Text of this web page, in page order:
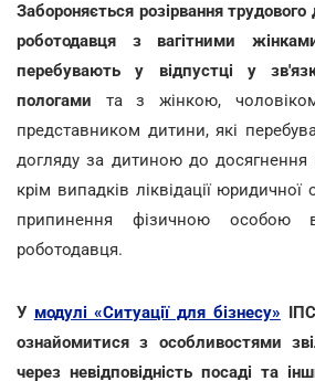
Забороняється розірвання трудового
роботодавця
з вагітними
перебувають у відпустці у
пологами та з жінкою,
представником дитини, які
догляду за дитиною до досягнення
крім випадків ліквідації
припинення фізичною особою
роботодавця.
У модулі «Ситуації для бізнесу»
ознайомитися з особливостями
через невідповідність посаді та